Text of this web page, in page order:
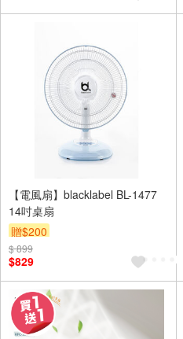
【電風扇】blacklabel BL-1477
14吋桌扇
贈$200
$ 899
$829